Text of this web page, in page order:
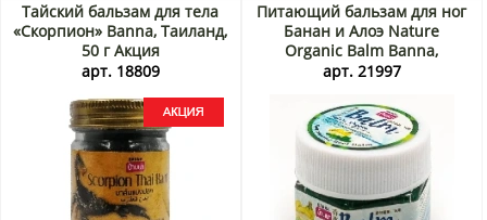
Тайский бальзам для тела
«Скорпион» Banna, Таиланд,
50 г Акция
арт. 18809
Питающий бальзам для ног
Банан и Алоэ Nature
Organic Balm Banna,
Таиланд, 25 г
арт. 21997